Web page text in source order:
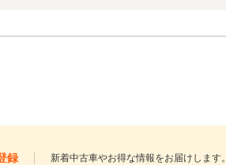
録 新着中古車やお得な情報をお届けします